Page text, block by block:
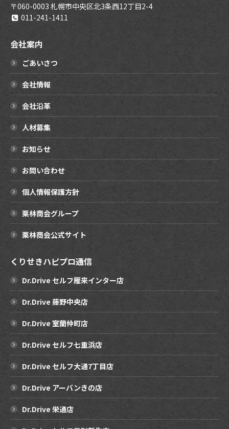
〒060-0003 札幌市中央区北3条西12丁目2-4
011-241-1411
会社案内
ごあいさつ
会社情報
会社沿革
人材募集
お知らせ
お問い合わせ
個人情報保護方針
栗林商会グループ
栗林商会公式サイト
くりせきハピプロ通信
Dr.Drive セルフ雁来インター店
Dr.Drive 藤野中央店
Dr.Drive 室蘭仲町店
Dr.Drive セルフ七重浜店
Dr.Drive セルフ大通7丁目店
Dr.Drive アーバンきの店
Dr.Drive 栄通店